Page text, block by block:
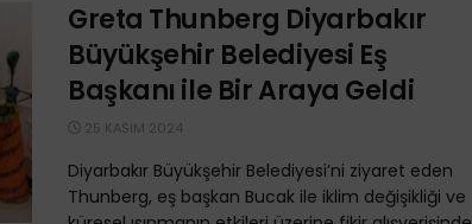
Greta Thunberg Diyarbakır
Büyükşehir Belediyesi Eş
Başkanı ile Bir Araya Geldi
25 KASIM 2024
Diyarbakır Büyükşehir Belediyesi’ni ziyaret eden
Thunberg, eş başkan Bucak ile iklim değişikliği ve